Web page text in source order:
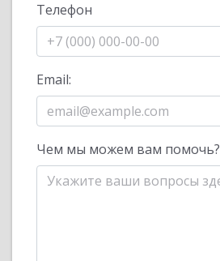
Телефон
Email:
Чем мы можем вам помочь?